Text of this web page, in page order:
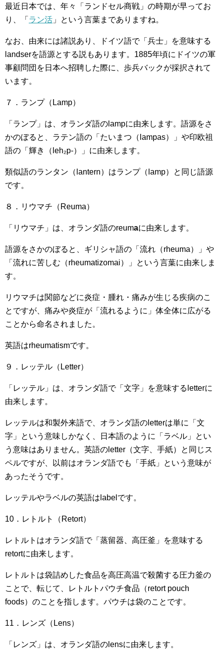
最近日本では、年々「ランドセル商戦」の時期が早ってお
り、「 ラン活 」という言葉までありますね。
なお、由来には諸説あり、ドイツ語で「兵士」を意味する
landserを語源とする説もあります。1885年頃にドイツの軍
事顧問団を日本へ招聘した際に、歩兵バックが採択されて
います。
７．ランプ（Lamp）
「ランプ」は、オランダ語のlampに由来します。語源をさ
かのぼると、ラテン語の「たいまつ（lampas）」や印欧祖
語の「輝き（leh₂p-）」に由来します。
類似語のランタン（lantern）はランプ（lamp）と同じ語源
です。
８．リウマチ（Reuma）
「リウマチ」は、オランダ語のreumaに由来します。
語源をさかのぼると、ギリシャ語の「流れ（rheuma）」や
「流れに苦しむ（rheumatizomai）」という言葉に由来しま
す。
リウマチは関節などに炎症・腫れ・痛みが生じる疾病のこ
とですが、痛みや炎症が「流れるように」体全体に広がる
ことから命名されました。
英語はrheumatismです。
９．レッテル（Letter）
「レッテル」は、オランダ語で「文字」を意味するletterに
由来します。
レッテルは和製外来語で、オランダ語のletterは単に「文
字」という意味しかなく、日本語のように「ラベル」とい
う意味はありません。英語のletter（文字、手紙）と同じス
ペルですが、以前はオランダ語でも「手紙」という意味が
あったそうです。
レッテルやラベルの英語はlabelです。
10．レトルト（Retort）
レトルトはオランダ語で「蒸留器、高圧釜」を意味する
retortに由来します。
レトルトは袋詰めした食品を高圧高温で殺菌する圧力釜の
ことで、転じて、レトルトパウチ食品（retort pouch
foods）のことを指します。パウチは袋のことです。
11．レンズ（Lens）
「レンズ」は、オランダ語のlensに由来します。